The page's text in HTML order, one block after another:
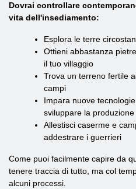
Dovrai controllare
vita dell'insediamento:
Esplora le terre
Ottieni abbastanza
il tuo villaggio
Trova un terreno fertile
campi
Impara nuove
sviluppare la produzione
Allestisci caserme e
addestrare i guerrieri
Come puoi facilmente capire da
tenere traccia di tutto, ma col
alcuni processi.